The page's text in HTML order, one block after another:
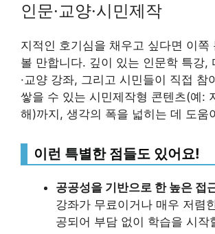
인문·교양·시민제작
지적인 호기심을 채우고 싶다면 이쪽
볼 만합니다. 깊이 있는 인문학 특강,
·교양 강좌, 그리고 시민들이 직접 참
쌓을 수 있는 시민제작형 콘텐츠(예:
해)까지, 생각의 폭을 넓히는 데 도움
이런 특별한 점들도 있어요!
공공성을 기반으로 한 높은 접
강좌가 무료이거나 매우 저렴
공되어 부담 없이 학습을 시작